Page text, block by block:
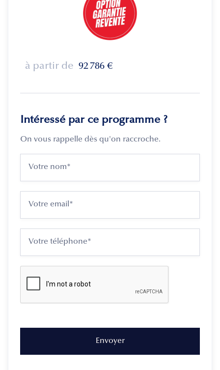
à partir de 92 786 €
Intéressé par ce programme ?
On vous rappelle dès qu'on raccroche.